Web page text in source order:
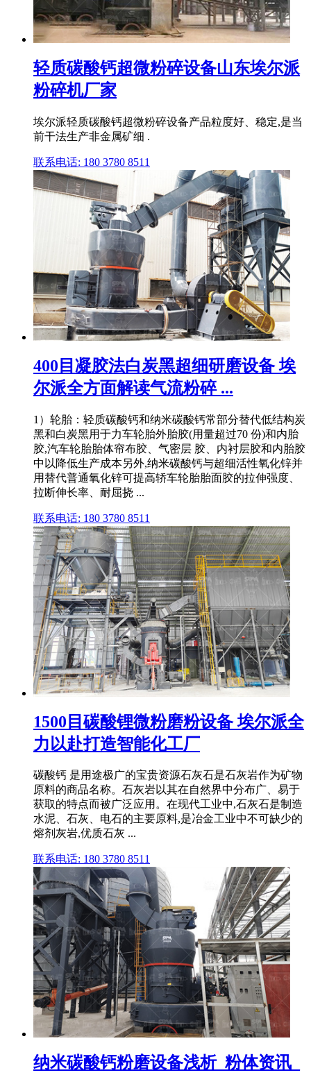
轻质碳酸钙超微粉碎设备山东埃尔派
粉碎机厂家
埃尔派轻质碳酸钙超微粉碎设备产品粒度好、稳定,是当
前干法生产非金属矿细 .
联系电话: 180 3780 8511
400目凝胶法白炭黑超细研磨设备 埃
尔派全方面解读气流粉碎 ...
1）轮胎：轻质碳酸钙和纳米碳酸钙常部分替代低结构炭
黑和白炭黑用于力车轮胎外胎胶(用量超过70 份)和内胎
胶,汽车轮胎胎体帘布胶、气密层 胶、内衬层胶和内胎胶
中以降低生产成本另外,纳米碳酸钙与超细活性氧化锌并
用替代普通氧化锌可提高轿车轮胎胎面胶的拉伸强度、
拉断伸长率、耐屈挠 ...
联系电话: 180 3780 8511
1500目碳酸锂微粉磨粉设备 埃尔派全
力以赴打造智能化工厂
碳酸钙 是用途极广的宝贵资源石灰石是石灰岩作为矿物
原料的商品名称。石灰岩以其在自然界中分布广、易于
获取的特点而被广泛应用。在现代工业中,石灰石是制造
水泥、石灰、电石的主要原料,是冶金工业中不可缺少的
熔剂灰岩,优质石灰 ...
联系电话: 180 3780 8511
纳米碳酸钙粉磨设备浅析_粉体资讯_